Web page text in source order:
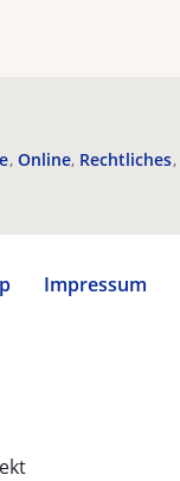
Online Rechtliches
Impressum